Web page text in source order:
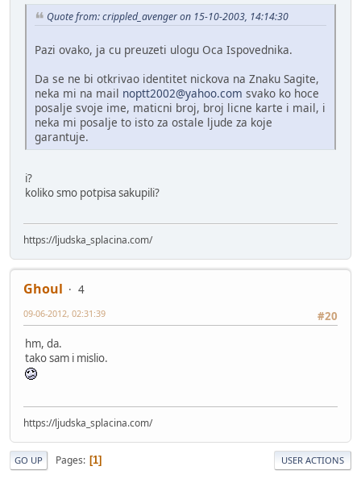
Quote from: crippled_avenger on 15-10-2003, 14:14:30
Pazi ovako, ja cu preuzeti ulogu Oca Ispovednika.
Da se ne bi otkrivao identitet nickova na Znaku Sagite,
neka mi na mail noptt2002@yahoo.com svako ko hoce
posalje svoje ime, maticni broj, broj licne karte i mail, i
neka mi posalje to isto za ostale ljude za koje
garantuje.
i?
koliko smo potpisa sakupili?
https://ljudska_splacina.com/
Ghoul
4
#20
09-06-2012, 02:31:39
hm, da.
tako sam i mislio.
https://ljudska_splacina.com/
GO UP Pages 1 USER ACTIONS